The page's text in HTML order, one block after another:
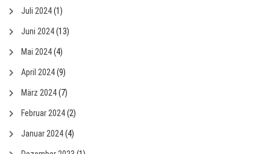
Juli 2024(1)
Juni 2024(13)
Mai 2024(4)
April 2024(9)
März 2024(7)
Februar 2024(2)
Januar 2024(4)